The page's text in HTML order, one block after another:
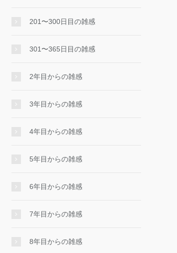
201〜300日目の雑感
301〜365日目の雑感
2年目からの雑感
3年目からの雑感
4年目からの雑感
5年目からの雑感
6年目からの雑感
7年目からの雑感
8年目からの雑感